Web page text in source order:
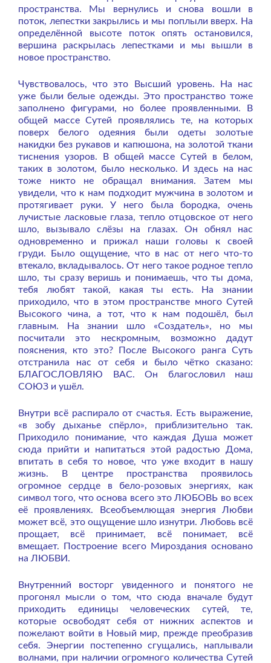
пространства. Мы вернулись и снова вошли в
поток, лепестки закрылись и мы поплыли вверх. На
определённой высоте поток опять остановился,
вершина раскрылась лепестками и мы вышли в
новое пространство.
Чувствовалось, что это Высший уровень. На нас
уже были белые одежды. Это пространство тоже
заполнено фигурами, но более проявленными. В
общей массе Сутей проявлялись те, на которых
поверх белого одеяния были одеты золотые
накидки без рукавов и капюшона, на золотой ткани
тиснения узоров. В общей массе Сутей в белом,
таких в золотом, было несколько. И здесь на нас
тоже никто не обращал внимания. Затем мы
увидели, что к нам подходит мужчина в золотом и
протягивает руки. У него была бородка, очень
лучистые ласковые глаза, тепло отцовское от него
шло, вызывало слёзы на глазах. Он обнял нас
одновременно и прижал наши головы к своей
груди. Было ощущение, что в нас от него что-то
втекало, вкладывалось. От него такое родное тепло
шло, ты сразу веришь и понимаешь, что ты дома,
тебя любят такой, какая ты есть. На знании
приходило, что в этом пространстве много Сутей
Высокого чина, а тот, что к нам подошёл, был
главным. На знании шло «Создатель», но мы
посчитали это нескромным, возможно дадут
пояснения, кто это? После Высокого ранга Суть
отстранила нас от себя и было чётко сказано:
БЛАГОСЛОВЛЯЮ ВАС. Он благословил наш
СОЮЗ и ушёл.
Внутри всё распирало от счастья. Есть выражение,
«в зобу дыханье спёрло», приблизительно так.
Приходило понимание, что каждая Душа может
сюда прийти и напитаться этой радостью Дома,
впитать в себя то новое, что уже входит в нашу
жизнь. В центре пространства проявилось
огромное сердце в бело-розовых энергиях, как
символ того, что основа всего это ЛЮБОВЬ во всех
её проявлениях. Всеобъемлющая энергия Любви
может всё, это ощущение шло изнутри. Любовь всё
прощает, всё принимает, всё понимает, всё
вмещает. Построение всего Мироздания основано
на ЛЮБВИ.
Внутренний восторг увиденного и понятого не
прогонял мысли о том, что сюда вначале будут
приходить единицы человеческих сутей, те,
которые освободят себя от нижних аспектов и
пожелают войти в Новый мир, прежде преобразив
себя. Энергии постепенно сгущались, наплывали
волнами, при наличии огромного количества Сутей